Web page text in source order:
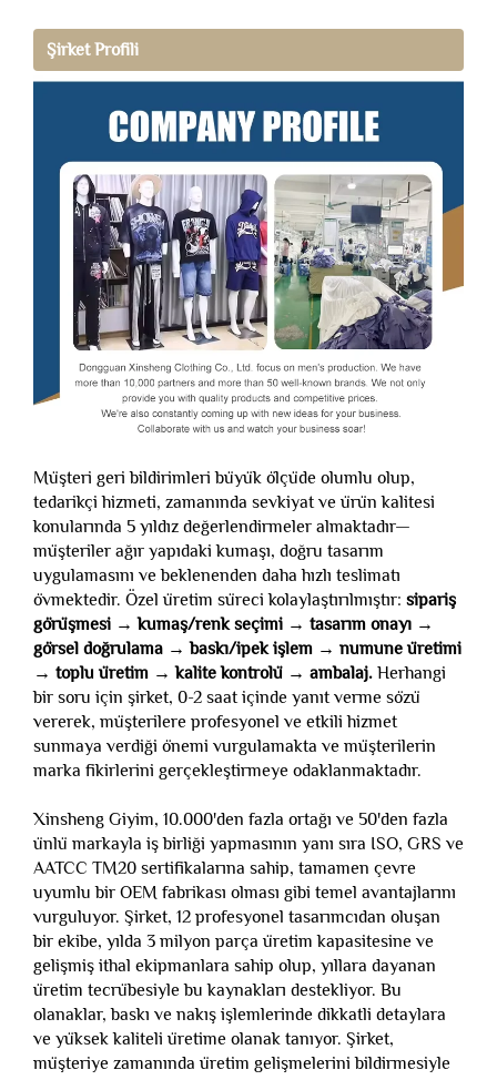
Şirket Profili
Müşteri geri bildirimleri büyük ölçüde olumlu olup,
tedarikçi hizmeti, zamanında sevkiyat ve ürün kalitesi
konularında 5 yıldız değerlendirmeler almaktadır—
müşteriler ağır yapıdaki kumaşı, doğru tasarım
uygulamasını ve beklenenden daha hızlı teslimatı
övmektedir. Özel üretim süreci kolaylaştırılmıştır: sipariş
görüşmesi → kumaş/renk seçimi → tasarım onayı →
görsel doğrulama → baskı/ipek işlem → numune üretimi
→ toplu üretim → kalite kontrolü → ambalaj. Herhangi
bir soru için şirket, 0-2 saat içinde yanıt verme sözü
vererek, müşterilere profesyonel ve etkili hizmet
sunmaya verdiği önemi vurgulamakta ve müşterilerin
marka fikirlerini gerçekleştirmeye odaklanmaktadır.
Xinsheng Giyim, 10.000'den fazla ortağı ve 50'den fazla
ünlü markayla iş birliği yapmasının yanı sıra ISO, GRS ve
AATCC TM20 sertifikalarına sahip, tamamen çevre
uyumlu bir OEM fabrikası olması gibi temel avantajlarını
vurguluyor. Şirket, 12 profesyonel tasarımcıdan oluşan
bir ekibe, yılda 3 milyon parça üretim kapasitesine ve
gelişmiş ithal ekipmanlara sahip olup, yıllara dayanan
üretim tecrübesiyle bu kaynakları destekliyor. Bu
olanaklar, baskı ve nakış işlemlerinde dikkatli detaylara
ve yüksek kaliteli üretime olanak tanıyor. Şirket,
müşteriye zamanında üretim gelişmelerini bildirmesiyle